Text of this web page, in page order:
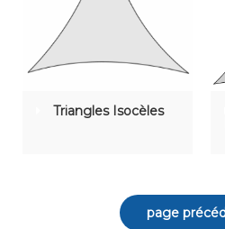
Triangles Isocèles